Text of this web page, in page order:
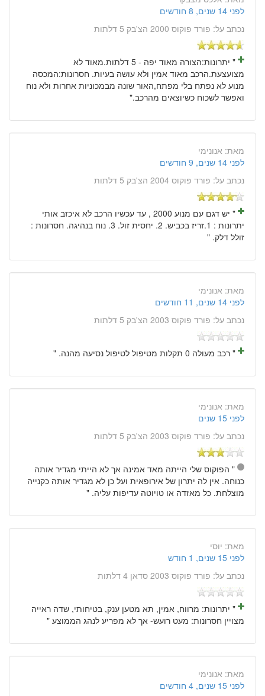
לפני 14 שנים, 8 חודשים
נכתב על: פורד פוקוס 2000 הצ'בק 5 דלתות
" יתרונות:הצורה מאוד יפה - 5 דלתות.מאוד לא
מצועצעת.הרכב מאוד אמין ולא עושה בעיות. חסרונות:המכסה
מנוע לא נפתח בלי מפתח,האור שונה מבמכוניות אחרות ולא נוח
ואפשר לשכוח כשיוצאים מהרכב."
מאת: אנונימי
לפני 14 שנים, 9 חודשים
נכתב על: פורד פוקוס 2004 הצ'בק 5 דלתות
" יש דגם עם מנוע 2000 , עד עכשיו הרכב לא איכזב אותי
יתרונות : 1.זריז בכביש. 2. יחסית זול. 3. נוח בנהיגה. חסרונות :
זולל דלק. "
מאת: אנונימי
לפני 14 שנים, 11 חודשים
נכתב על: פורד פוקוס 2003 הצ'בק 5 דלתות
" רכב מעולה 0 תקלות מטיפול לטיפול נסיעה מהנה. "
מאת: אנונימי
לפני 15 שנים
נכתב על: פורד פוקוס 2003 הצ'בק 5 דלתות
" הפוקוס שלי הייתה מאד אמינה אך לא הייתי מגדיר אותה
כנוחה. אין לה יתרון של אירופאית ועל כן לא מגדיר אותה כקנייה
מוצלחת. כל מאזדה או טויוטה עדיפות עליה. "
מאת: יוסי
לפני 15 שנים, 1 חודש
נכתב על: פורד פוקוס 2003 סדאן 4 דלתות
" יתרונות: מרווח, אמין, תא מטען ענק, בטיחותי, שדה ראייה
מצויין חסרונות: מעט רועש- אך לא מפריע לנהג הממוצע "
מאת: אנונימי
לפני 15 שנים, 4 חודשים